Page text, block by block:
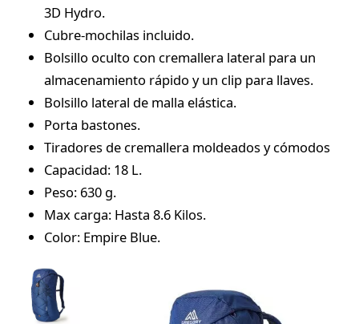
3D Hydro.
Cubre-mochilas incluido.
Bolsillo oculto con cremallera lateral para un
almacenamiento rápido y un clip para llaves.
Bolsillo lateral de malla elástica.
Porta bastones.
Tiradores de cremallera moldeados y cómodos
Capacidad: 18 L.
Peso: 630 g.
Max carga: Hasta 8.6 Kilos.
Color: Empire Blue.